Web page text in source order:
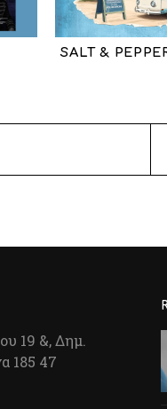
SALT &
19 &, Δημ.
185 47